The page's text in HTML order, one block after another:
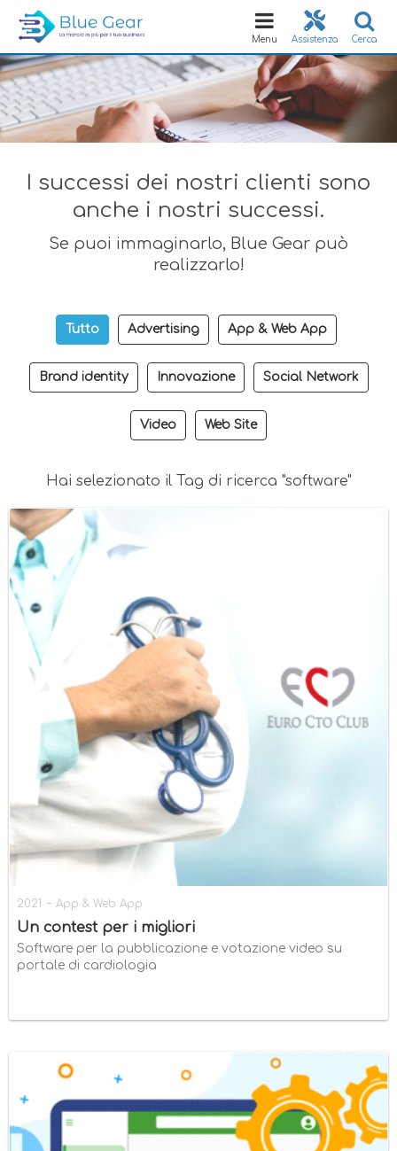
Cerca
Assistenza
Toggle
navigation
Menu
I successi dei nostri clienti sono
anche i nostri successi.
Se puoi immaginarlo, Blue Gear può
realizzarlo!
Tutto Advertising App & Web App
Brand identity Innovazione Social Network
Video Web Site
Hai selezionato il Tag di ricerca "software"
2021 - App & Web App
Un contest per i migliori
Software per la pubblicazione e votazione video su
portale di cardiologia